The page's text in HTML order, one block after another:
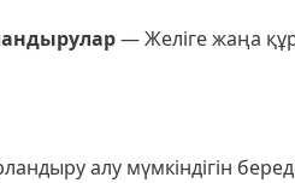
— Желіге жаңа
алу мүмкіндігін